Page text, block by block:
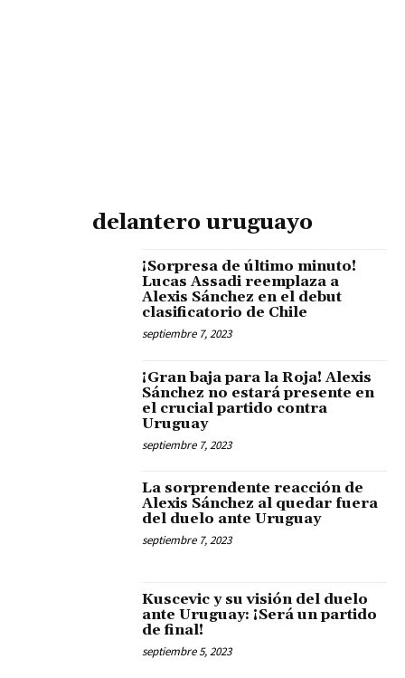
delantero uruguayo
¡Sorpresa de último minuto!
Lucas Assadi reemplaza a
Alexis Sánchez en el debut
clasificatorio de Chile
septiembre 7, 2023
¡Gran baja para la Roja! Alexis
Sánchez no estará presente en
el crucial partido contra
Uruguay
septiembre 7, 2023
La sorprendente reacción de
Alexis Sánchez al quedar fuera
del duelo ante Uruguay
septiembre 7, 2023
Kuscevic y su visión del duelo
ante Uruguay: ¡Será un partido
de final!
septiembre 5, 2023